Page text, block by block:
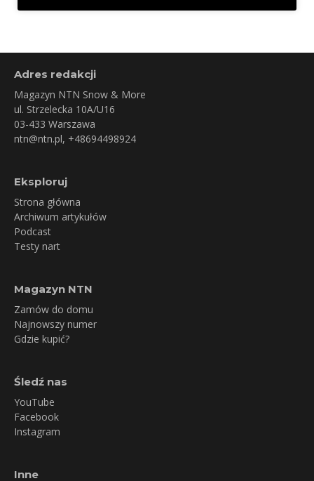
Adres redakcji
Magazyn NTN Snow & More
ul. Strzelecka 10A/U16
03-433 Warszawa
ntn@ntn.pl, +48694498924
Eksploruj
Strona główna
Archiwum artykułów
Podcast
Testy nart
Magazyn NTN
Zamów do domu
Najnowszy numer
Gdzie kupić?
Śledź nas
YouTube
Facebook
Instagram
Inne